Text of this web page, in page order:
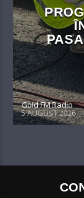
Gold FM Radio
5 AUGUST 2026